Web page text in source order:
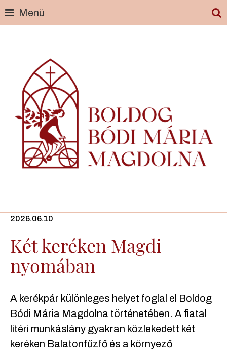
Menü
2026.06.10
Két keréken Magdi
nyomában
A kerékpár különleges helyet foglal el Boldog
Bódi Mária Magdolna történetében. A fiatal
litéri munkáslány gyakran közlekedett két
keréken Balatonfűzfő és a környező